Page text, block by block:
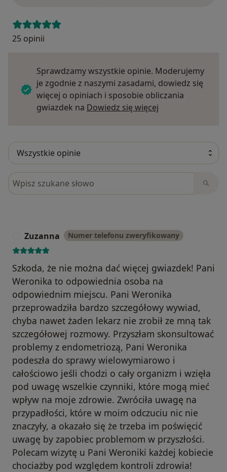
25 opinii
Sprawdzamy wszystkie opinie. Moderujemy
je zgodnie z naszymi zasadami, dowiedz się
więcej o opiniach i sposobie obliczania
gwiazdek na Dowiedz się więcej
Szukaj w opiniach
Zuzanna Numer telefonu zweryfikowany
Szkoda, że nie można dać więcej gwiazdek! Pani
Weronika to odpowiednia osoba na
odpowiednim miejscu. Pani Weronika
przeprowadziła bardzo szczegółowy wywiad,
chyba nawet żaden lekarz nie zrobił ze mną tak
szczegółowej rozmowy. Przyszłam skonsultować
problemy z endometriozą, Pani Weronika
podeszła do sprawy wielowymiarowo i
całościowo jeśli chodzi o cały organizm i wzięła
pod uwagę wszelkie czynniki, które mogą mieć
wpływ na moje zdrowie. Zwróciła uwagę na
przypadłości, które w moim odczuciu nic nie
znaczyły, a okazało się że trzeba im poświęcić
uwagę by zapobiec problemom w przyszłości.
Polecam wizytę u Pani Weroniki każdej kobiecie
chociażby pod względem kontroli zdrowia!